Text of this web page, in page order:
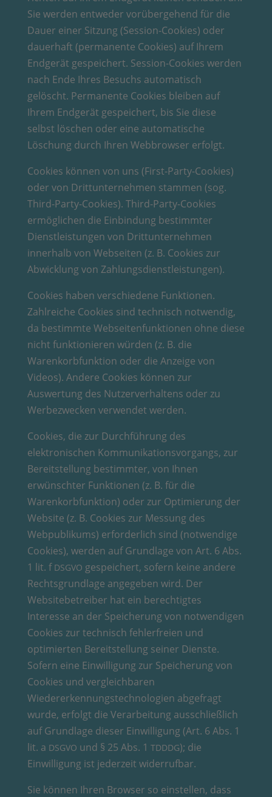
Sie werden entweder vorübergehend für die
Dauer einer Sitzung (Session-Cookies) oder
dauerhaft (permanente Cookies) auf Ihrem
Endgerät gespeichert. Session-Cookies werden
nach Ende Ihres Besuchs automatisch
gelöscht. Permanente Cookies bleiben auf
Ihrem Endgerät gespeichert, bis Sie diese
selbst löschen oder eine automatische
Löschung durch Ihren Webbrowser erfolgt.
Cookies können von uns (First-Party-Cookies)
oder von Drittunternehmen stammen (sog.
Third-Party-Cookies). Third-Party-Cookies
ermöglichen die Einbindung bestimmter
Dienstleistungen von Drittunternehmen
innerhalb von Webseiten (z. B. Cookies zur
Abwicklung von Zahlungsdienstleistungen).
Cookies haben verschiedene Funktionen.
Zahlreiche Cookies sind technisch notwendig,
da bestimmte Webseitenfunktionen ohne diese
nicht funktionieren würden (z. B. die
Warenkorbfunktion oder die Anzeige von
Videos). Andere Cookies können zur
Auswertung des Nutzerverhaltens oder zu
Werbezwecken verwendet werden.
Cookies, die zur Durchführung des
elektronischen Kommunikationsvorgangs, zur
Bereitstellung bestimmter, von Ihnen
erwünschter Funktionen (z. B. für die
Warenkorbfunktion) oder zur Optimierung der
Website (z. B. Cookies zur Messung des
Webpublikums) erforderlich sind (notwendige
Cookies), werden auf Grundlage von Art. 6 Abs.
1 lit. f DSGVO gespeichert, sofern keine andere
Rechtsgrundlage angegeben wird. Der
Websitebetreiber hat ein berechtigtes
Interesse an der Speicherung von notwendigen
Cookies zur technisch fehlerfreien und
optimierten Bereitstellung seiner Dienste.
Sofern eine Einwilligung zur Speicherung von
Cookies und vergleichbaren
Wiedererkennungstechnologien abgefragt
wurde, erfolgt die Verarbeitung ausschließlich
auf Grundlage dieser Einwilligung (Art. 6 Abs. 1
lit. a DSGVO und § 25 Abs. 1 TDDDG); die
Einwilligung ist jederzeit widerrufbar.
Sie können Ihren Browser so einstellen, dass